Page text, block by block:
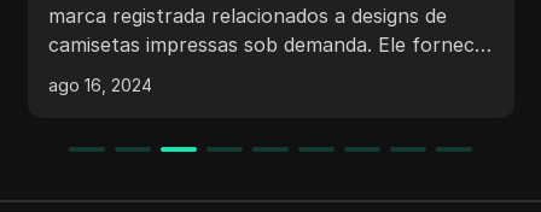
marca registrada relacionados a designs de
camisetas impressas sob demanda. Ele fornece
um guia passo a passo sobre como pesquisar
nichos lucrativos, verificar a proteção de
criar designs usando ferramentas como Merch
ago 16, 2024